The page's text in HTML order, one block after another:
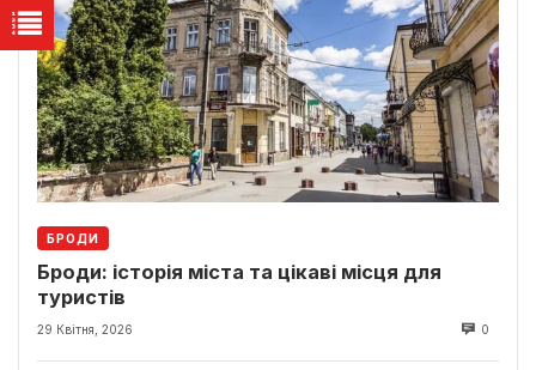
БРОДИ
Броди: історія міста та цікаві місця для
туристів
29 Квітня, 2026 0